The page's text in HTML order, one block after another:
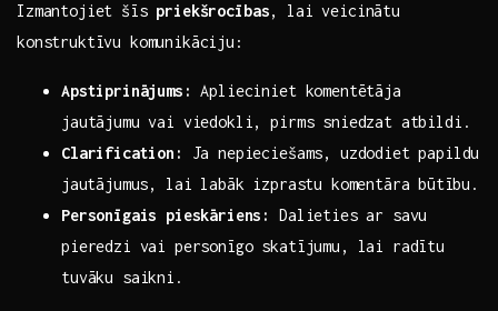
Izmantojiet šīs priekšrocības, lai veicinātu‌
konstruktīvu komunikāciju:
Apstiprinājums: Aplieciniet komentētāja ​
jautājumu vai viedokli, pirms sniedzat atbildi.
Clarification:
Ja‍ nepieciešams, uzdodiet ​papildu
⁢jautājumus, lai labāk izprastu komentāra⁢ būtību.
Personīgais pieskāriens:
Dalieties ar savu
pieredzi vai personīgo skatījumu, lai radītu
tuvāku saikni.